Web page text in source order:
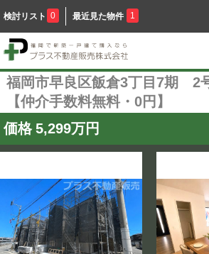
検討リスト 0 最近見た物件 1
福岡市早良区飯倉3丁目7期 2
【仲介手数料無料・0円】
価格 5,299万円